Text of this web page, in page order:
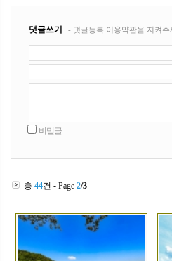
총 44건 - Page 2/3